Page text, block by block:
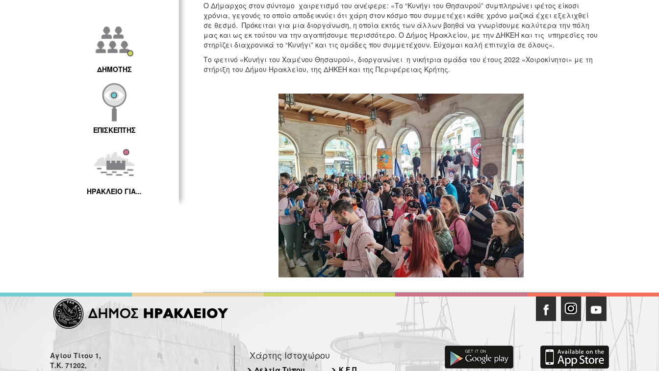
ΔΗΜΟΤΗΣ
ΕΠΙΣΚΕΠΤΗΣ
ΗΡΑΚΛΕΙΟ ΓΙΑ...
Ο Δήμαρχος στον σύντομο χαιρετισμό του ανέφερε: «Το “Κυνήγι του Θησαυρού” συμπληρώνει φέτος είκοσι
χρόνια, γεγονός το οποίο αποδεικνύει ότι χάρη στον κόσμο που συμμετέχει κάθε χρόνο μαζικά έχει εξελιχθεί
σε θεσμό. Πρόκειται για μια διοργάνωση, η οποία εκτός των άλλων βοηθά να γνωρίσουμε καλύτερα την πόλη
μας και ως εκ τούτου να την αγαπήσουμε περισσότερο. Ο Δήμος Ηρακλείου, με την ΔΗΚΕΗ και τις υπηρεσίες του
στηρίζει διαχρονικά το “Κυνήγι” και τις ομάδες που συμμετέχουν. Εύχομαι καλή επιτυχία σε όλους».
Το φετινό «Κυνήγι του Χαμένου Θησαυρού», διοργανώνει η νικήτρια ομάδα του έτους 2022 «Χοιροκίνητοι» με τη
στήριξη του Δήμου Ηρακλείου, της ΔΗΚΕΗ και της Περιφέρειας Κρήτης.
Αγίου Τίτου 1,
Τ.Κ. 71202,
Χάρτης Ιστοχώρου